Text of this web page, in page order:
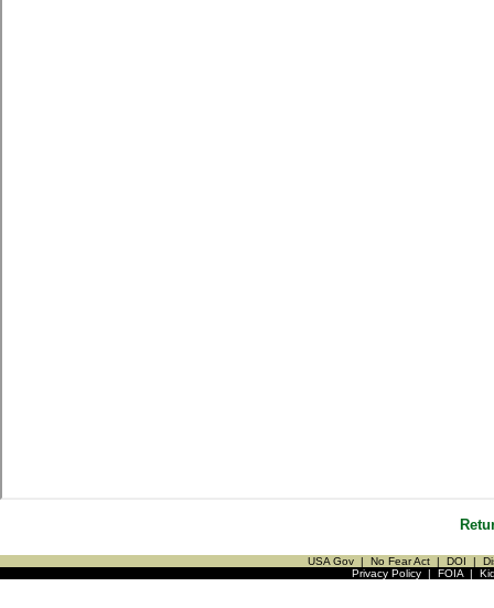
USA Gov | No Fear Act | DOI |
Privacy Policy| FOIA|